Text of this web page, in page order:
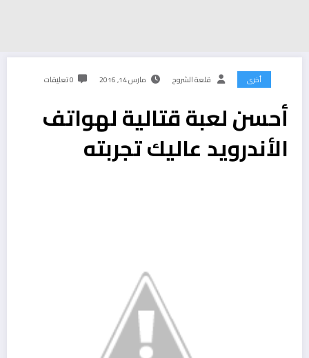
أخرى قلعة الشروح مارس 14, 2016 0 تعليقات
أحسن لعبة قتالية لهواتف
الأندرويد عاليك تجربته